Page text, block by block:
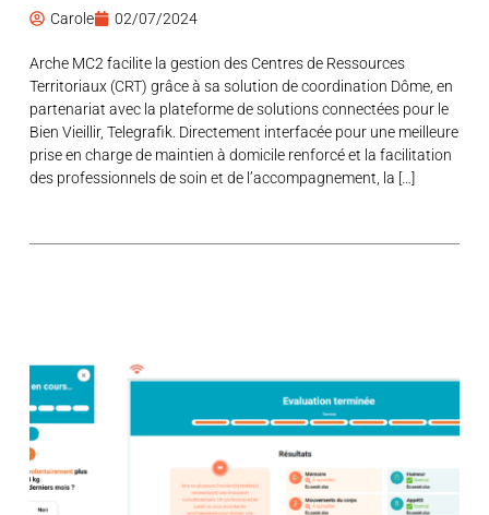
Carole 02/07/2024
Arche MC2 facilite la gestion des Centres de Ressources
Territoriaux (CRT) grâce à sa solution de coordination Dôme, en
partenariat avec la plateforme de solutions connectées pour le
Bien Vieillir, Telegrafik. Directement interfacée pour une meilleure
prise en charge de maintien à domicile renforcé et la facilitation
des professionnels de soin et de l’accompagnement, la […]